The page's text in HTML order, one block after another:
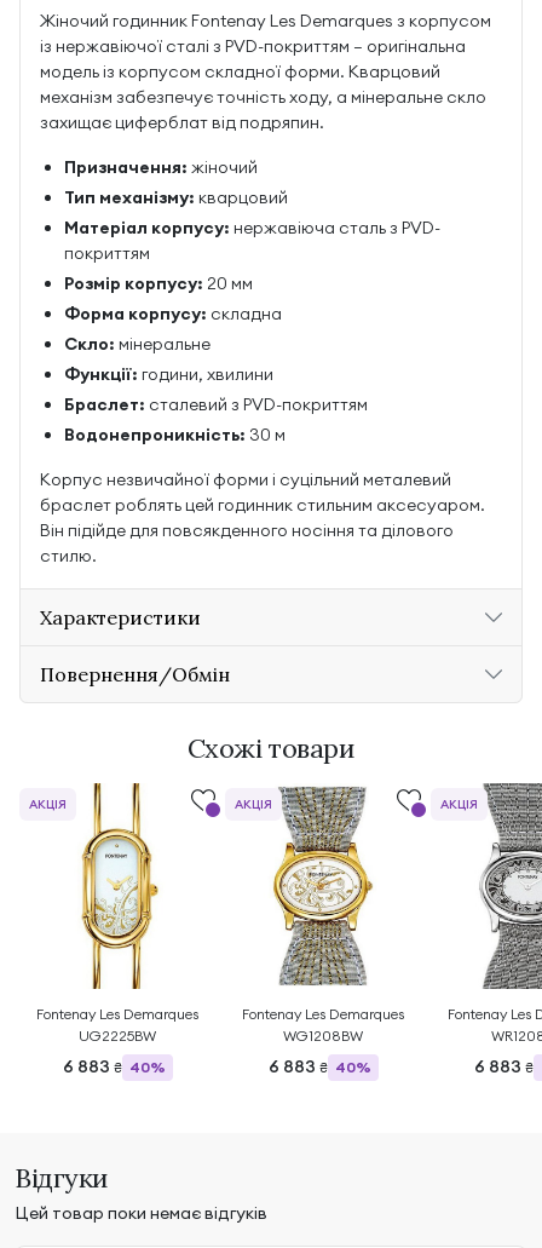
Жіночий годинник Fontenay Les Demarques з корпусом
із нержавіючої сталі з PVD-покриттям — оригінальна
модель із корпусом складної форми. Кварцовий
механізм забезпечує точність ходу, а мінеральне скло
захищає циферблат від подряпин.
Призначення: жіночий
Тип механізму: кварцовий
Матеріал корпусу: нержавіюча сталь з PVD-
покриттям
Розмір корпусу: 20 мм
Форма корпусу: складна
Скло: мінеральне
Функції: години, хвилини
Браслет: сталевий з PVD-покриттям
Водонепроникність: 30 м
Корпус незвичайної форми і суцільний металевий
браслет роблять цей годинник стильним аксесуаром.
Він підійде для повсякденного носіння та ділового
стилю.
Характеристики
Повернення/Обмін
Схожі товари
Fontenay Les Demarques
UG2225BW
6 883 ₴ 40%
АКЦІЯ
Fontenay Les Demarques
WG1208BW
6 883 ₴ 40%
АКЦІЯ
Fontenay Les
6 883 ₴
АКЦІЯ
Відгуки
Цей товар поки немає відгуків